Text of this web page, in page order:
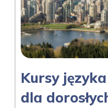
Kursy
dla